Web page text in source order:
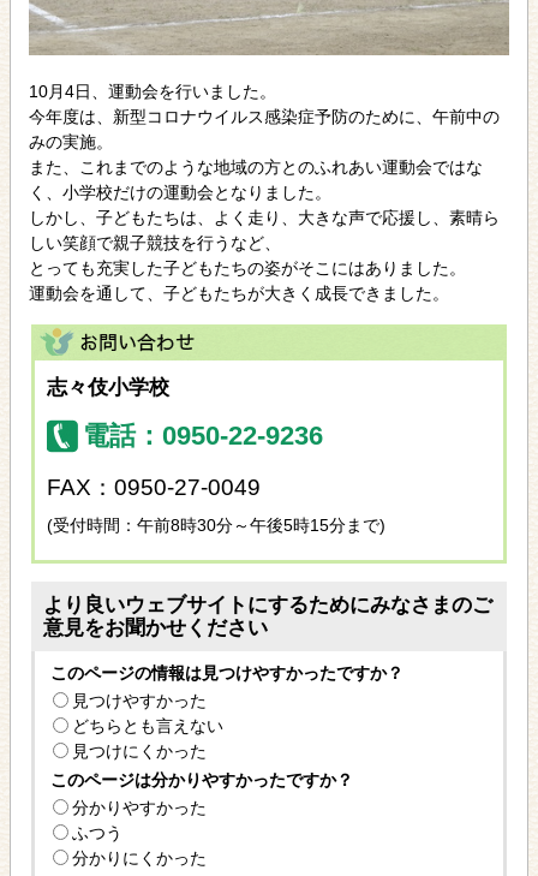
10月4日、運動会を行いました。
今年度は、新型コロナウイルス感染症予防のために、午前中の
みの実施。
また、これまでのような地域の方とのふれあい運動会ではな
く、小学校だけの運動会となりました。
しかし、子どもたちは、よく走り、大きな声で応援し、素晴ら
しい笑顔で親子競技を行うなど、
とっても充実した子どもたちの姿がそこにはありました。
運動会を通して、子どもたちが大きく成長できました。
志々伎小学校
電話：0950-22-9236
FAX：0950-27-0049
(受付時間：午前8時30分～午後5時15分まで)
より良いウェブサイトにするためにみなさまのご
意見をお聞かせください
このページの情報は見つけやすかったですか？
見つけやすかった
どちらとも言えない
見つけにくかった
このページは分かりやすかったですか？
分かりやすかった
ふつう
分かりにくかった